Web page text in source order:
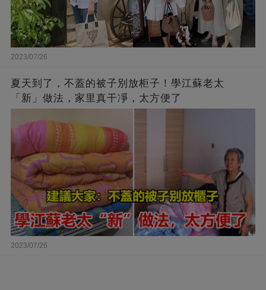
2023/07/26
夏天到了，不蓋的被子別放柜子！學江蘇老太
「新」做法，家里真干凈，太方便了
2023/07/26